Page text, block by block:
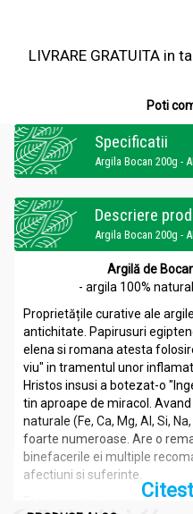
LIVRARE GRATUITA in
Poti
Specificatii
Argila Bocan 200g -
Descriere
Argila Bocan 200g -
Argilă de
- argila 100%
Proprietățile curative ale
antichitate. Papirusuri
elena si romana atesta
viu" in tramentul unor
Hristos insusi a botezat-o
tin aproape de miracol.
naturale (Fe, Ca, Mg, Al, Si,
foarte numeroase. Are o
binefacerile ei multiple
afectiuni si suferinte.
Este aproape inimaginabil